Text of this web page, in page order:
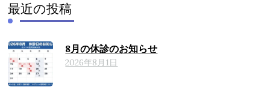
最近の投稿
8月の休診のお知らせ
2026年8月1日